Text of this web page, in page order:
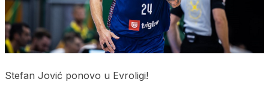
Stefan Jović ponovo u Evroligi!